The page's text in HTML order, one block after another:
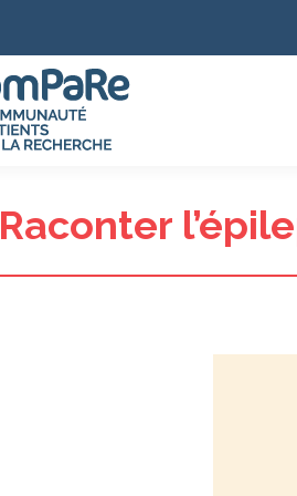
Raconter